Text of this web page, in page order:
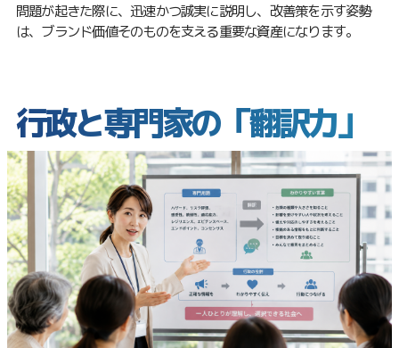
問題が起きた際に、迅速かつ誠実に説明し、改善策を示す姿勢
は、ブランド価値そのものを支える重要な資産になります。
行政と専門家の「翻訳力」